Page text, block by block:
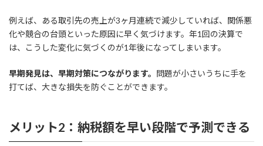
例えば、ある取引先の売上が3ヶ月連続で減少していれば、関係悪
化や競合の台頭といった原因に早く気づけます。年1回の決算で
は、こうした変化に気づくのが1年後になってしまいます。
早期発見は、早期対策につながります。 問題が小さいうちに手を
打てば、大きな損失を防ぐことができます。
メリット2：納税額を早い段階で予測できる